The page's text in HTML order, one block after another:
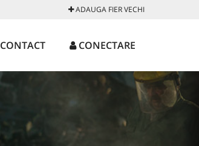
ADAUGA FIER VECHI
CONTACT CONECTARE